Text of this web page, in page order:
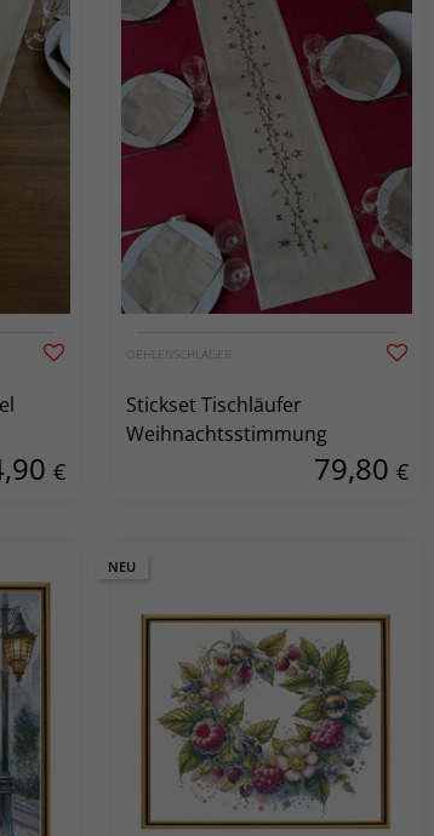
€
OEHLENSCHLÄGER
Stickset Tischläufer
Weihnachtsstimmung
79,80 €
NEU